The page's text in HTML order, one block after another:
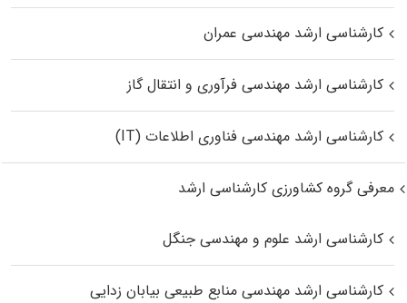
کارشناسی ارشد مهندسی عمران
کارشناسی ارشد مهندسی فرآوری و انتقال گاز
کارشناسی ارشد مهندسی فناوری اطلاعات (IT)
معرفی گروه کشاورزی کارشناسی ارشد
کارشناسی ارشد علوم و مهندسی جنگل
کارشناسی ارشد مهندسی منابع طبیعی بیابان زدایی